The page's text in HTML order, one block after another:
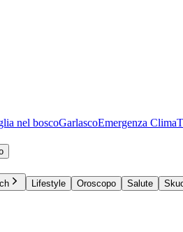
nel boscoGarlascoEmergenza Clima
Lifestyle Oroscopo Salute